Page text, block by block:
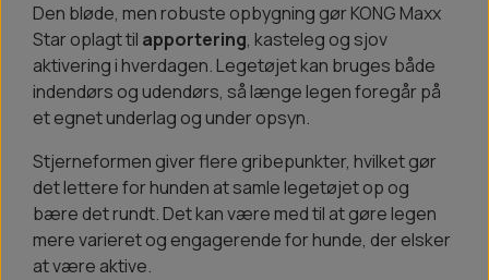
Den bløde, men robuste opbygning gør KONG Maxx
Star oplagt til apportering, kasteleg og sjov
aktivering i hverdagen. Legetøjet kan bruges både
indendørs og udendørs, så længe legen foregår på
et egnet underlag og under opsyn.
Stjerneformen giver flere gribepunkter, hvilket gør
det lettere for hunden at samle legetøjet op og
bære det rundt. Det kan være med til at gøre legen
mere varieret og engagerende for hunde, der elsker
at være aktive.